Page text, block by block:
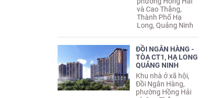
và Cao Thắng,
Thành Phố Hạ
Long, Quảng Ninh
ĐỒI NGÂN HÀNG -
TÒA CT1, HẠ LONG
QUẢNG NINH
Khu nhà ở xã hội,
Đồi Ngân Hàng,
phường Hồng Hải